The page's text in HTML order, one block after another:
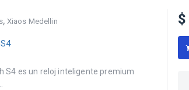
, Xiaos Medellin
S4 es un reloj inteligente premium
$